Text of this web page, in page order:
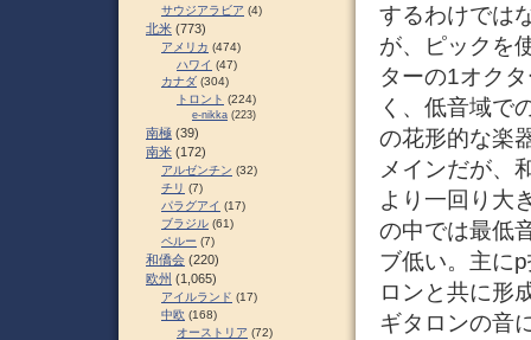
するわけでは
が、ピックを
ターの1オク
く、低音域で
の花形的な楽
メインだが、
より一回り大
の中では最低
ブ低い。主に
ロンと共に形
ギタロンの音
サウジアラビア (4)
北米 (773)
アメリカ (474)
ハワイ (47)
カナダ (304)
トロント (224)
e-nikka (223)
南極 (39)
南米 (172)
アルゼンチン (32)
チリ (7)
パラグアイ (17)
ブラジル (61)
ペルー (7)
和僑会 (220)
欧州 (1,065)
アイルランド (17)
中欧 (168)
オーストリア (72)